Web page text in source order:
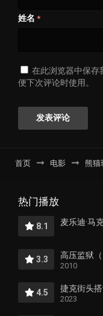
姓名 *
在此浏览器中保存
便下次评论时使用。
首页 电影 熊猫
热门播放
8.1 麦乐迪·马
3.3 高压监狱（
2010
4.5 捷克街头
2023